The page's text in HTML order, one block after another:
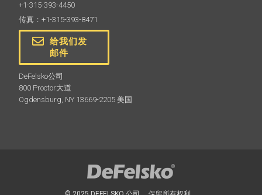
+1-315-393-4450
传真：+1-315-393-8471
给我们发
邮件
DeFelsko公司
800 Proctor大道
Ogdensburg, NY 13669-2205 美国